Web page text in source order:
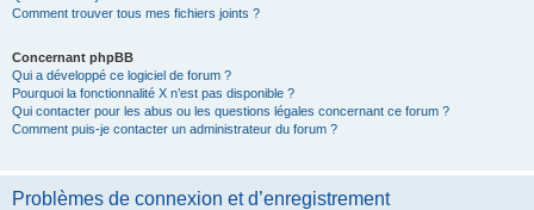
Comment trouver tous mes fichiers joints ?
Concernant phpBB
Qui a développé ce logiciel de forum ?
Pourquoi la fonctionnalité X n’est pas disponible ?
Qui contacter pour les abus ou les questions légales concernant ce forum ?
Comment puis-je contacter un administrateur du forum ?
Problèmes de connexion et d’enregistrement